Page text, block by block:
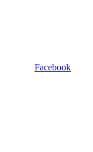
Facebook